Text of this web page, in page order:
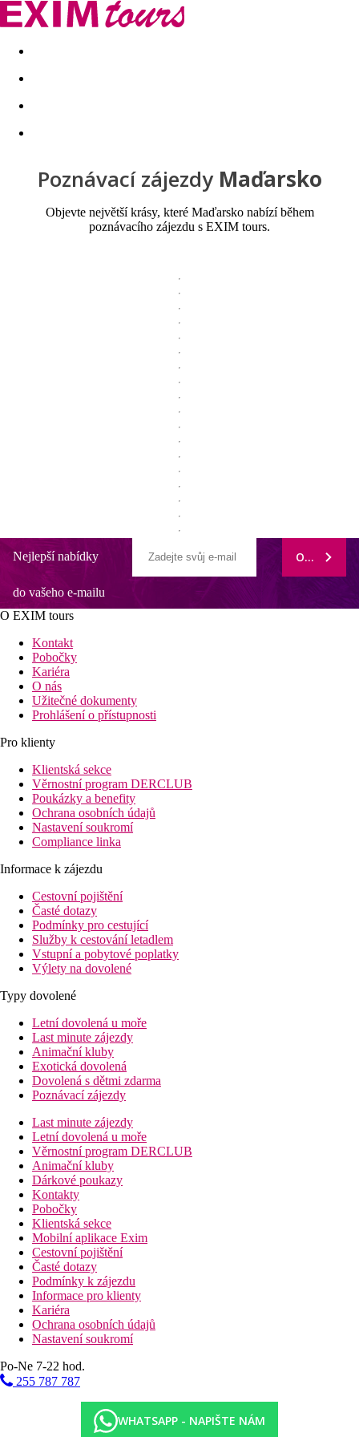
Akční nabídky Last minute
Poznávací zájezdy Maďarsko
Objevte největší krásy, které Maďarsko nabízí během
poznávacího zájezdu s EXIM tours.
Nejlepší nabídky
do vašeho e-mailu
ODEBÍRAT
O EXIM tours
Kontakt
Pobočky
Kariéra
O nás
Užitečné dokumenty
Prohlášení o přístupnosti
Pro klienty
Klientská sekce
Věrnostní program DERCLUB
Poukázky a benefity
Ochrana osobních údajů
Nastavení soukromí
Compliance linka
Informace k zájezdu
Cestovní pojištění
Časté dotazy
Podmínky pro cestující
Služby k cestování letadlem
Vstupní a pobytové poplatky
Výlety na dovolené
Typy dovolené
Letní dovolená u moře
Last minute zájezdy
Animační kluby
Exotická dovolená
Dovolená s dětmi zdarma
Poznávací zájezdy
Last minute zájezdy
Letní dovolená u moře
Věrnostní program DERCLUB
Animační kluby
Dárkové poukazy
Kontakty
Pobočky
Klientská sekce
Mobilní aplikace Exim
Cestovní pojištění
Časté dotazy
Podmínky k zájezdu
Informace pro klienty
Kariéra
Ochrana osobních údajů
Nastavení soukromí
Po-Ne 7-22 hod.
255 787 787
WHATSAPP - NAPIŠTE NÁM